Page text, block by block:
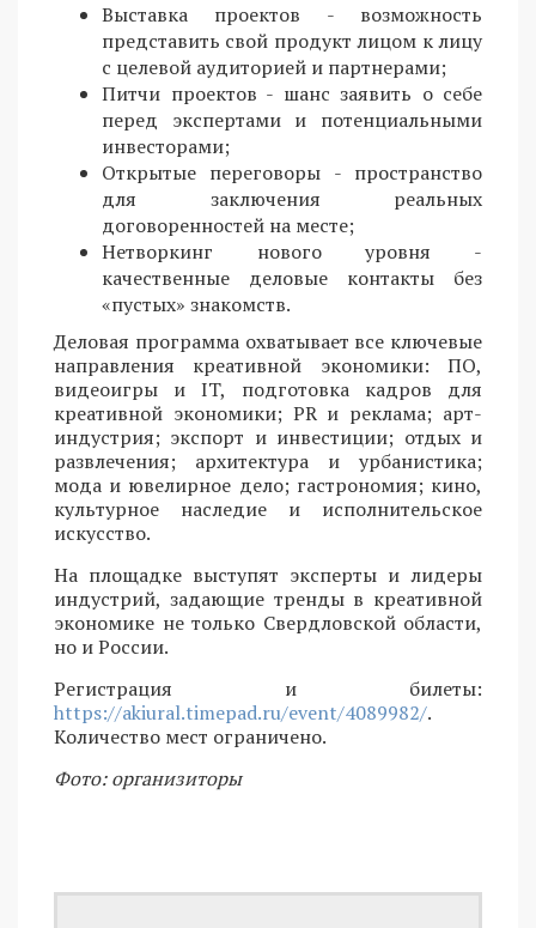
Выставка проектов - возможность
представить свой продукт лицом к лицу
с целевой аудиторией и партнерами;
Питчи проектов - шанс заявить о себе
перед экспертами и потенциальными
инвесторами;
Открытые переговоры - пространство
для заключения реальных
договоренностей на месте;
Нетворкинг нового уровня -
качественные деловые контакты без
«пустых» знакомств.
Деловая программа охватывает все ключевые
направления креативной экономики: ПО,
видеоигры и IT, подготовка кадров для
креативной экономики; PR и реклама; арт-
индустрия; экспорт и инвестиции; отдых и
развлечения; архитектура и урбанистика;
мода и ювелирное дело; гастрономия; кино,
культурное наследие и исполнительское
искусство.
На площадке выступят эксперты и лидеры
индустрий, задающие тренды в креативной
экономике не только Свердловской области,
но и России.
Регистрация и билеты:
https://akiural.timepad.ru/event/4089982/.
Количество мест ограничено.
Фото: организиторы